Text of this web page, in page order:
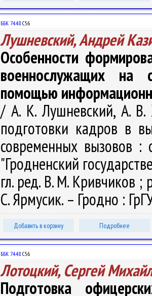
ББК 74.48 С56
Лушневский, Андрей
Особенности
военнослужащих на
помощью
/ А. К. Лушневский, А. В.
подготовки кадров в
современных вызовов :
"Гродненский
гл. ред. В. М. Кривчиков ;
С. Ярмусик. – Гродно :
Добавить в корзину Подробнее
ББК 74.48 С56
Лотоцкий, Сергей
Подготовка